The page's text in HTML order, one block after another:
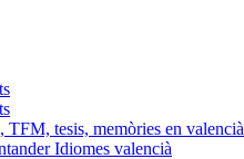
TFM, tesis, memòries en valencià
Idiomes valencià